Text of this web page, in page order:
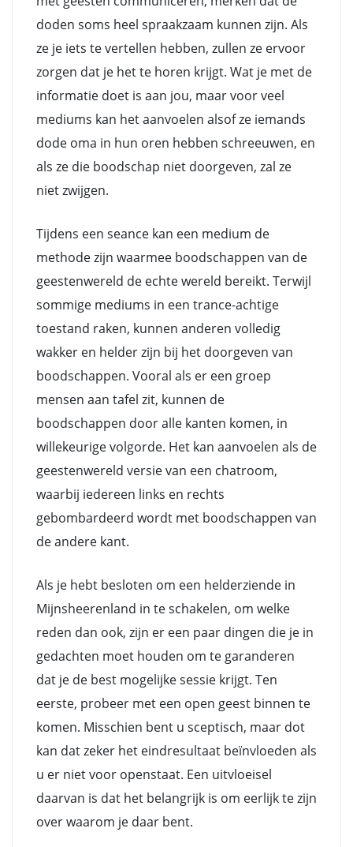
doden soms heel spraakzaam kunnen zijn. Als
ze je iets te vertellen hebben, zullen ze ervoor
zorgen dat je het te horen krijgt. Wat je met de
informatie doet is aan jou, maar voor veel
mediums kan het aanvoelen alsof ze iemands
dode oma in hun oren hebben schreeuwen, en
als ze die boodschap niet doorgeven, zal ze
niet zwijgen.
Tijdens een seance kan een medium de
methode zijn waarmee boodschappen van de
geestenwereld de echte wereld bereikt. Terwijl
sommige mediums in een trance-achtige
toestand raken, kunnen anderen volledig
wakker en helder zijn bij het doorgeven van
boodschappen. Vooral als er een groep
mensen aan tafel zit, kunnen de
boodschappen door alle kanten komen, in
willekeurige volgorde. Het kan aanvoelen als de
geestenwereld versie van een chatroom,
waarbij iedereen links en rechts
gebombardeerd wordt met boodschappen van
de andere kant.
Als je hebt besloten om een helderziende in
Mijnsheerenland in te schakelen, om welke
reden dan ook, zijn er een paar dingen die je in
gedachten moet houden om te garanderen
dat je de best mogelijke sessie krijgt. Ten
eerste, probeer met een open geest binnen te
komen. Misschien bent u sceptisch, maar dot
kan dat zeker het eindresultaat beïnvloeden als
u er niet voor openstaat. Een uitvloeisel
daarvan is dat het belangrijk is om eerlijk te zijn
over waarom je daar bent.